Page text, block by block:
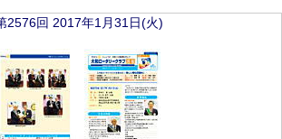
2576回 2017年1月31日(火)